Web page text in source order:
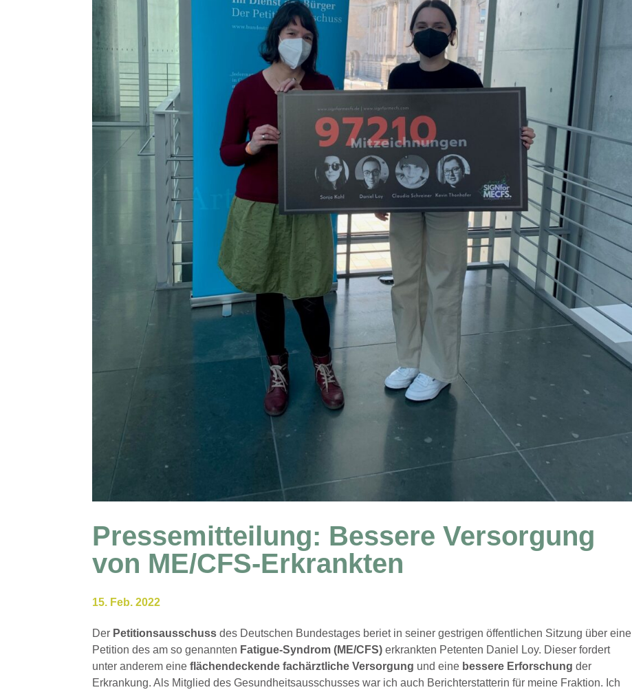
Pressemitteilung: Bessere Versorgung
von ME/CFS-Erkrankten
15. Feb. 2022
Der Petitionsausschussdes Deutschen Bundestages beriet in seiner gestrigen öffentlichen Sitzung über eine
Petition des am so genannten Fatigue-Syndrom (ME/CFS) erkrankten Petenten Daniel Loy. Dieser fordert
unter anderem eineflächendeckende fachärztliche Versorgung und eine bessere Erforschung der
Erkrankung. Als Mitglied des Gesundheitsausschusses war ich auch Berichterstatterin für meine Fraktion. Ich